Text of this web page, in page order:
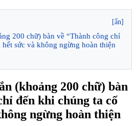
[ẩn]
200 chữ) bàn về “Thành công chỉ
sức và không ngừng hoàn thiện
(khoảng 200 chữ) bàn
đến khi chúng ta cố
ngừng hoàn thiện